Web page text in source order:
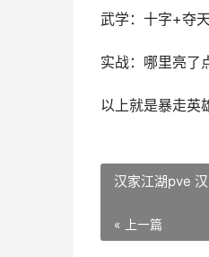
武学：十字+夺
实战：哪里亮了
以上就是暴走英
汉家江湖pve
« 上一篇